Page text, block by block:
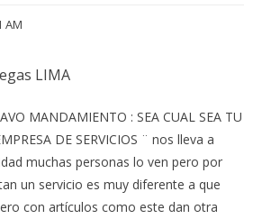
AM
LIMA
MANDAMIENTO : SEA CUAL SEA TU
DE SERVICIOS ¨ nos lleva a
muchas personas lo ven pero por
un servicio es muy diferente a que
con artículos como este dan otra